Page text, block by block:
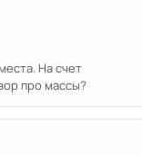
На счет
про массы?